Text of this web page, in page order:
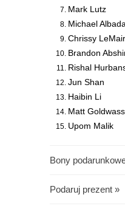
Mark Lutz
Michael Albada
Chrissy
Brandon
Rishal
Jun Shan
Haibin Li
Matt
Upom Malik
Bony
Podaruj prezent »